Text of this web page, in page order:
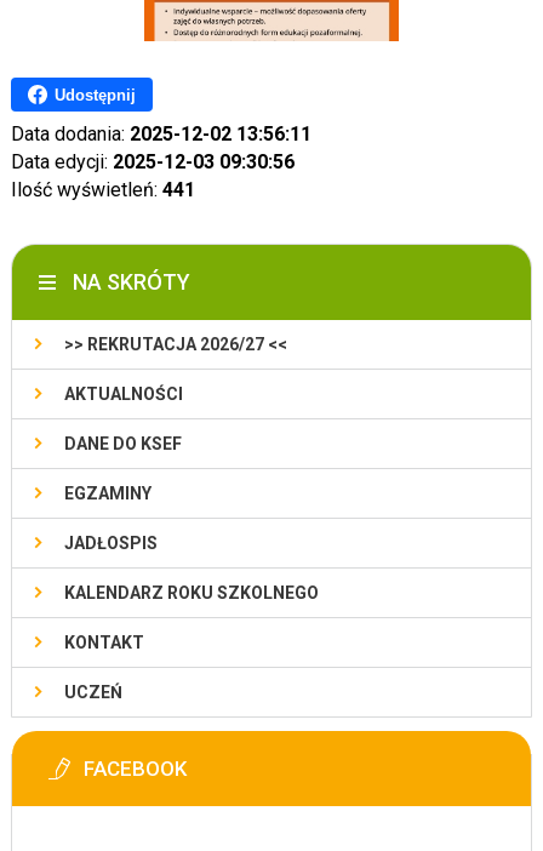
Udostępnij
Data dodania: 2025-12-02 13:56:11
Data edycji: 2025-12-03 09:30:56
Ilość wyświetleń: 441
NA SKRÓTY
>> REKRUTACJA 2026/27 <<
AKTUALNOŚCI
DANE DO KSEF
EGZAMINY
JADŁOSPIS
KALENDARZ ROKU SZKOLNEGO
KONTAKT
UCZEŃ
FACEBOOK